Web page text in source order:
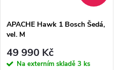
APACHE Hawk 1 Bosch Šedá,
vel. M
49 990 Kč
Na externím skladě 3 ks